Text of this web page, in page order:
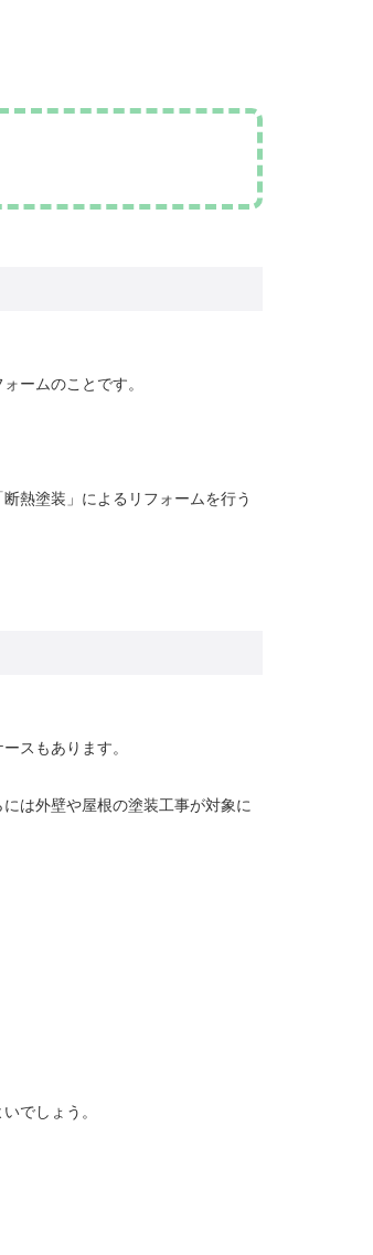
ームのことです。
熱塗装」によるリフォームを行う
スもあります。
は外壁や屋根の塗装工事が対象に
でしょう。